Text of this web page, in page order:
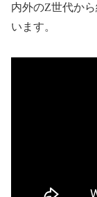
内外のZ世代か
います。